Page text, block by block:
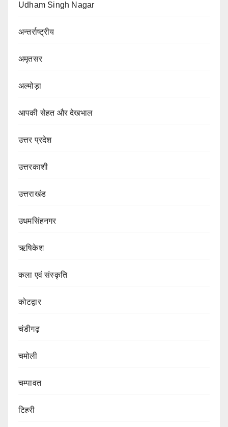
Udham Singh Nagar
अन्तर्राष्ट्रीय
अमृतसर
अल्मोड़ा
आपकी सेहत और देखभाल
उत्तर प्रदेश
उत्तरकाशी
उत्तराखंड
उधमसिंहनगर
ऋषिकेश
कला एवं संस्कृति
कोटद्वार
चंडीगढ़
चमोली
चम्पावत
टिहरी